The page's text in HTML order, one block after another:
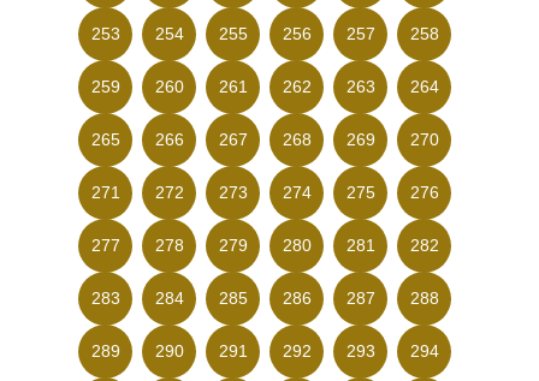
253 254 255 256 257 258
259 260 261 262 263 264
265 266 267 268 269 270
271 272 273 274 275 276
277 278 279 280 281 282
283 284 285 286 287 288
289 290 291 292 293 294